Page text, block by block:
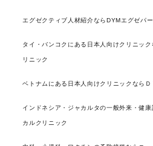
エグゼクティブ人材紹介ならDYMエグゼパー
タイ・バンコクにある日本人向けクリニッ
リニック
ベトナムにある日本人向けクリニックなら
インドネシア・ジャカルタの一般外来・健
カルクリニック